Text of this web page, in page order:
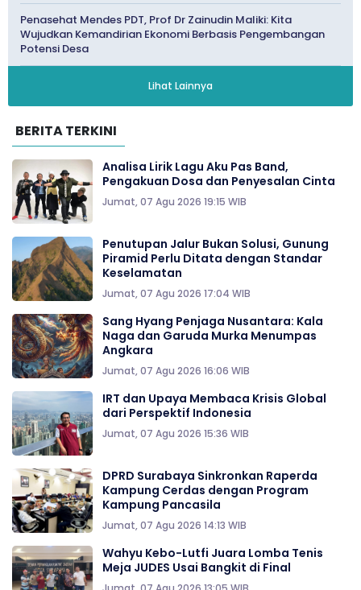
Penasehat Mendes PDT, Prof Dr Zainudin Maliki: Kita
Wujudkan Kemandirian Ekonomi Berbasis Pengembangan
Potensi Desa
Lihat Lainnya
BERITA TERKINI
Analisa Lirik Lagu Aku Pas Band,
Pengakuan Dosa dan Penyesalan Cinta
Jumat, 07 Agu 2026 19:15 WIB
Penutupan Jalur Bukan Solusi, Gunung
Piramid Perlu Ditata dengan Standar
Keselamatan
Jumat, 07 Agu 2026 17:04 WIB
Sang Hyang Penjaga Nusantara: Kala
Naga dan Garuda Murka Menumpas
Angkara
Jumat, 07 Agu 2026 16:06 WIB
IRT dan Upaya Membaca Krisis Global
dari Perspektif Indonesia
Jumat, 07 Agu 2026 15:36 WIB
DPRD Surabaya Sinkronkan Raperda
Kampung Cerdas dengan Program
Kampung Pancasila
Jumat, 07 Agu 2026 14:13 WIB
Wahyu Kebo-Lutfi Juara Lomba Tenis
Meja JUDES Usai Bangkit di Final